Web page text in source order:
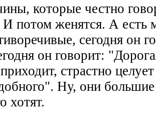
которые честно
потом женятся. А есть
сегодня он
он говорит:
страстно
Ну, они
хотят.